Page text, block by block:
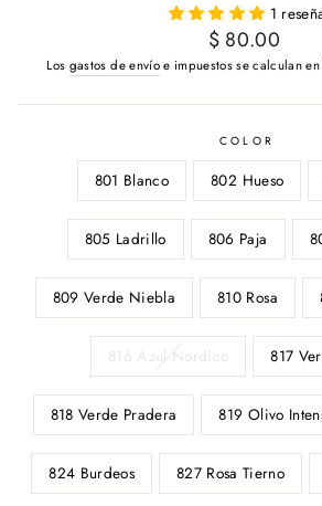
1
Precio
habitual
$ 80.00
Los gastos de envíoe impuestos se calculan
COLOR
801 Blanco 802 Hueso
805 Ladrillo 806 Paja
809 Verde Niebla 810 Rosa
816 Azul Nordico 817
818 Verde Pradera 819 Olivo
824 Burdeos 827 Rosa Tierno